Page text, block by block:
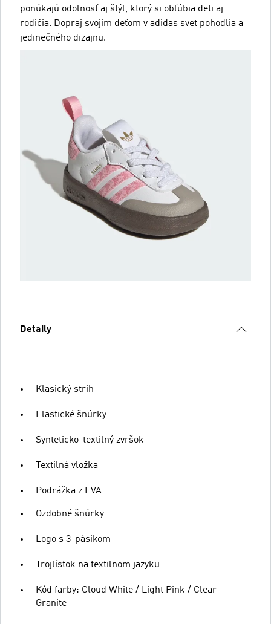
ponúkajú odolnosť aj štýl, ktorý si obľúbia deti aj
rodičia. Dopraj svojim deťom v adidas svet pohodlia a
jedinečného dizajnu.
Detaily
Klasický strih
Elastické šnúrky
Synteticko-textilný zvršok
Textilná vložka
Podrážka z EVA
Ozdobné šnúrky
Logo s 3-pásikom
Trojlístok na textilnom jazyku
Kód farby: Cloud White / Light Pink / Clear
Granite